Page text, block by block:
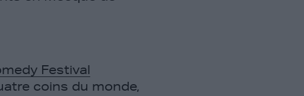
Festival
coins du monde,